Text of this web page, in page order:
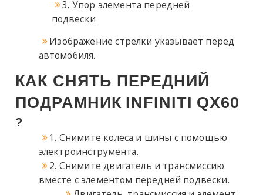
3. Упор элемента передней
подвески
Изображение стрелки указывает перед
автомобиля.
КАК СНЯТЬ ПЕРЕДНИЙ
ПОДРАМНИК INFINITI QX60
?
1. Снимите колеса и шины с помощью
электроинструмента.
2. Снимите двигатель и трансмиссию
вместе с элементом передней подвески.